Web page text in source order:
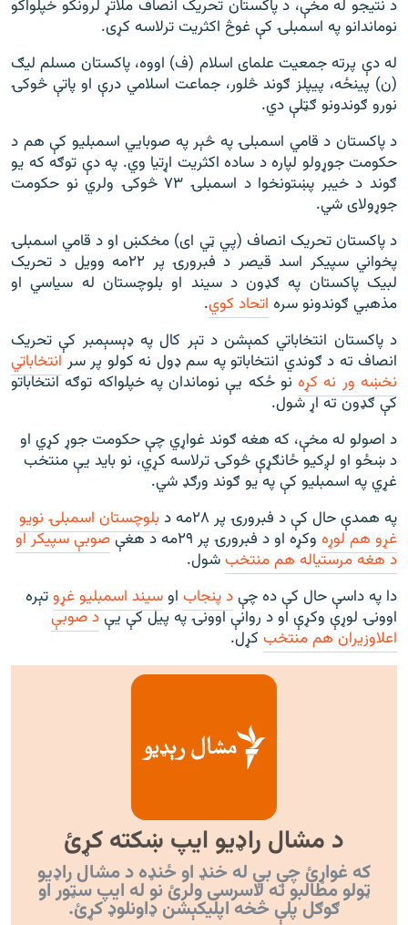
د نتیجو له مخې، د پاکستان تحریک انصاف ملاتړ لرونکو خپلواکو
نوماندانو په اسمبلۍ کې غوڅ اکثریت ترلاسه کړی.
له دې پرته جمعیت علمای اسلام (ف) اووه، پاکستان مسلم لیګ
(ن) پینځه، پیپلز ګوند څلور، جماعت اسلامي درې او پاتې څوکۍ
نورو ګوندونو ګټلې دي.
د پاکستان د قامي اسمبلۍ په څېر په صوبايي اسمبلیو کې هم د
حکومت جوړولو لپاره د ساده اکثریت اړتیا وي. په دې توګه که یو
ګوند د خیبر پښتونخوا د اسمبلۍ ۷۳ څوکۍ ولري نو حکومت
جوړولای شي.
د پاکستان تحریک انصاف (پي ټي ای) مخکښ او د قامي اسمبلۍ
پخواني سپیکر اسد قیصر د فبرورۍ پر ۲۲مه وویل د تحریک
لبیک پاکستان په ګډون د سيند او بلوچستان له سیاسي او
مذهبي ګوندونو سره اتحاد کوي.
د پاکستان انتخاباتي کمېشن د تېر کال په ډېسېمبر کې تحریک
انصاف ته د ګوندي انتخاباتو په سم ډول نه کولو پر سر انتخاباتي
نخښه ور نه کړهنو ځکه یې نوماندان په خپلواکه توګه انتخاباتو
کې ګډون ته اړ شول.
د اصولو له مخې، که هغه ګوند غواړي چې حکومت جوړ کړي او
د ښځو او لږکیو ځانګړې څوکۍ ترلاسه کړي، نو باید یې منتخب
غړي په اسمبلیو کې په یو ګوند ورګډ شي.
په همدې حال کې د فبرورۍ پر ۲۸مه د
بلوچستان اسمبلۍ نويو
غړو هم لوړه وکړه او د فبرورۍ پر ۲۹مه د هغې
صوبې سپیکر او
د هغه مرستیاله هم منتخبشول.
دا په داسې حال کې ده چېد پنجاب اوسیند اسمبلیو غړوتېره
اوونۍ لوړې وکړې او د روانې اوونۍ په پیل کې یېد صوبې
اعلاوزیران هم منتخب کړل.
د مشال راډیو ایپ ښکته کړئ
که غواړئ چې بې له خنډ او ځنډه د مشال راډیو
ټولو مطالبو ته لاسرسی ولرئ نو له ایپ سټور او
ګوګل پلې څخه اپليکېشن ډاونلوډ کړئ.